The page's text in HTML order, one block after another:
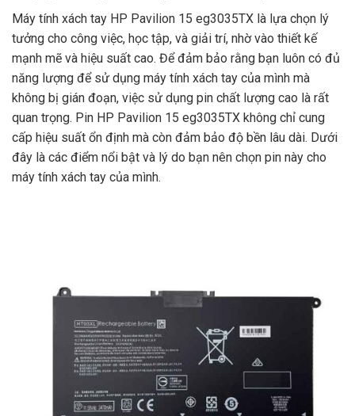
Máy tính xách tay HP Pavilion 15 eg3035TX là lựa chọn lý
tưởng cho công việc, học tập, và giải trí, nhờ vào thiết kế
mạnh mẽ và hiệu suất cao. Để đảm bảo rằng bạn luôn có đủ
năng lượng để sử dụng máy tính xách tay của mình mà
không bị gián đoạn, việc sử dụng pin chất lượng cao là rất
quan trọng. Pin HP Pavilion 15 eg3035TX không chỉ cung
cấp hiệu suất ổn định mà còn đảm bảo độ bền lâu dài. Dưới
đây là các điểm nổi bật và lý do bạn nên chọn pin này cho
máy tính xách tay của mình.